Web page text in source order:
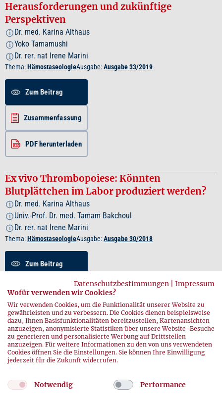
Herausforderungen und zukünftige
Perspektiven
i Dr. med. Karina Althaus
i Yoko Tamamushi
i Dr. rer. nat Irene Marini
Thema:HämostaseologieAusgabe:Ausgabe 33/2019
Zum Beitrag
Zusammenfassung
PDF herunterladen
Ex vivo Thrombopoiese: Könnten
Blutplättchen im Labor produziert werden?
i Dr. med. Karina Althaus
i Univ.-Prof. Dr. med. Tamam Bakchoul
i Dr. rer. nat Irene Marini
Thema:HämostaseologieAusgabe:Ausgabe 30/2018
Zum Beitrag
Zusammenfassung
PDF herunterladen
Datenschutzbestimmungen
Impressum
Wofür verwenden wir Cookies?
Wir verwenden Cookies, um die Funktionalität unserer Website zu
gewährleisten und zu verbessern. Die Cookies dienen beispielsweise
dazu, Ihnen Basisfunktionalitäten bereitzustellen, Kartenansichten
anzuzeigen, anonymisierte Statistiken über unsere Website-Besuche
zu generieren und personalisierte Werbung auf Drittstellen
anzuzeigen. Für weitere Informationen zu den von uns verwendeten
Cookies öffnen Sie die Einstellungen. Sie können Ihre Einwilligung
jederzeit für die Zukunft widerrufen.
Notwendig Performance